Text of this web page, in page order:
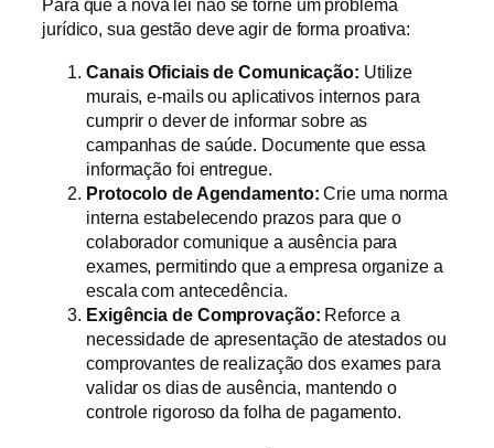
Para que a nova lei não se torne um problema
jurídico, sua gestão deve agir de forma proativa:
Canais Oficiais de Comunicação: Utilize
murais, e-mails ou aplicativos internos para
cumprir o dever de informar sobre as
campanhas de saúde. Documente que essa
informação foi entregue.
Protocolo de Agendamento: Crie uma norma
interna estabelecendo prazos para que o
colaborador comunique a ausência para
exames, permitindo que a empresa organize a
escala com antecedência.
Exigência de Comprovação: Reforce a
necessidade de apresentação de atestados ou
comprovantes de realização dos exames para
validar os dias de ausência, mantendo o
controle rigoroso da folha de pagamento.